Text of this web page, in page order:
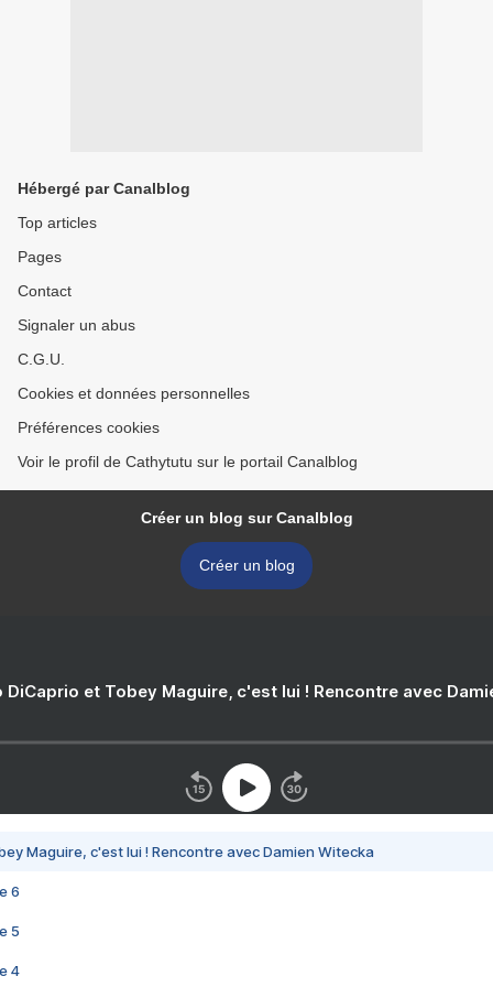
Hébergé par Canalblog
Top articles
Pages
Contact
Signaler un abus
C.G.U.
Cookies et données personnelles
Préférences cookies
Voir le profil de Cathytutu sur le portail Canalblog
Créer un blog sur Canalblog
Créer un blog
DiCaprio et Tobey Maguire, c'est lui ! Rencontre avec
Maguire, c'est lui ! Rencontre avec Damien Witecka
6
5
4